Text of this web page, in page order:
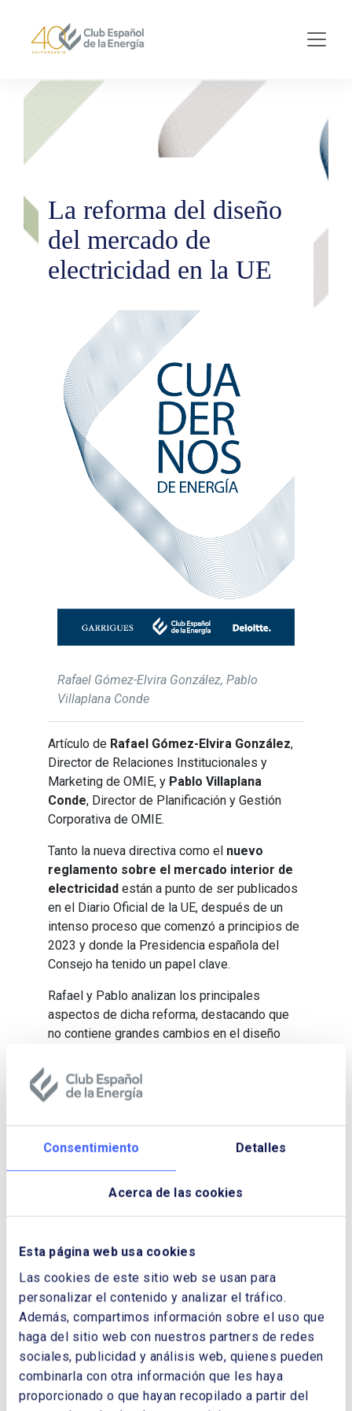
Consentimiento Detalles
Acerca de las cookies
Esta página web usa cookies
Las cookies de este sitio web se usan para
personalizar el contenido y analizar el tráfico.
Además, compartimos información sobre el uso que
haga del sitio web con nuestros partners de redes
sociales, publicidad y análisis web, quienes pueden
combinarla con otra información que les haya
proporcionado o que hayan recopilado a partir del
La reforma del diseño
del mercado de
electricidad en la UE
Rafael Gómez-Elvira González, Pablo
Villaplana Conde
Artículo de Rafael Gómez-Elvira González,
Director de Relaciones Institucionales y
Marketing de OMIE, y Pablo Villaplana
Conde, Director de Planificación y Gestión
Corporativa de OMIE.
Tanto la nueva directiva como el nuevo
reglamento sobre el mercado interior de
electricidad están a punto de ser publicados
en el Diario Oficial de la UE, después de un
intenso proceso que comenzó a principios de
2023 y donde la Presidencia española del
Consejo ha tenido un papel clave.
Rafael y Pablo analizan los principales
aspectos de dicha reforma, destacando que
no contiene grandes cambios en el diseño
funcionamiento o acelerar el desarrollo de
mecanismos que impulsen la transición
de contratación a largo plazo. Incluye, además,
el concepto de crisis de precios de la
mayor protección de los consumidores.
Descargar Cuaderno:LA REFORMA DEL
DISEÑO DEL MERCADO DE
ELECTRICIDAD EN LA UE
NOMBRE Y APELLIDOS: